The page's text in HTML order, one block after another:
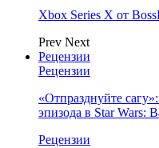
Xbox Series X от
Prev Next
Рецензии
Рецензии
«Отпразднуйте
эпизода в Star Wars:
Рецензии